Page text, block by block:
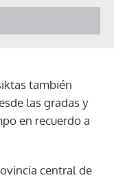
también
las gradas y
en recuerdo a
central de